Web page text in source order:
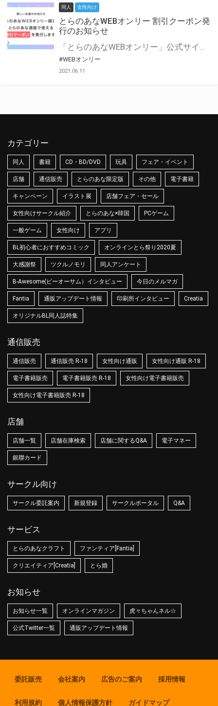
同人 女性向け
とらのあなWEBオンリー 割引クーポン発
行のお知らせ
「とらのあなWEBオンリー」公式サイトでとらのあな通販の「割引クーポン」を配布中！ イベントごとに開催当日限定で使える割引クーポンのシリアルコードを発行します。 とらのあなWEBオンリーのページをチェックして、イベント当日にお得にお買い物を楽しみましょう♪ ※本キャンペーンは予告なく終了する場合がございます。 とらのあなWEBオンリーサイトはこちら
#WEBオンリー
2021.06.11
カテゴリー
同人 書籍 CD・BD/DVD 玩具 フェア・イベント
店舗 通信販売 とらのあな限定版 その他 電子書籍
キャンペーン イラスト展 店舗フェア・セール
女性向けサークル紹介 とらのあな×韓国 PCゲーム
一般ゲーム 女性向け アプリ
BL初心者におすすめコミック オンラインとら祭り2020夏
大感謝祭 ツクルノモリ 同人アンケート
B-Awesome(ビーオーサム）インタビュー 今日のメルマガ
Fantia 通販アップデート情報 印刷所インタビュー Creatia
オリジナルBL同人誌特集
通信販売
通信販売 通信販売 R-18 女性向け通販 女性向け通販 R-18
電子書籍販売 電子書籍販売 R-18 女性向け電子書籍販売
女性向け電子書籍販売 R-18
店舗
店舗一覧 店舗在庫検索 店舗に関するQ&A 電子マネー
銀聯カード
サークル向け
サークル委託案内 新規登録 サークルポータル Q&A
サービス
とらのあなクラフト ファンティア[Fantia]
クリエイティア[Creatia] とら婚
お知らせ
お知らせ一覧 オンラインマガジン 虎々ちゃんネル☆
公式Twitter一覧 通販アップデート情報
委託販売 会社案内 広告のご案内 採用情報
利用規約 個人情報保護方針 ガイドマップ